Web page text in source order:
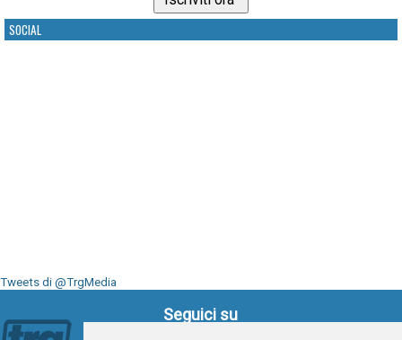
SOCIAL
Tweets di @TrgMedia
Seguici su